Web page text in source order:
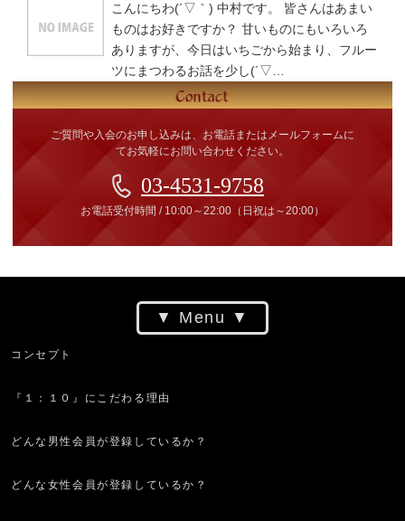
こんにちわ(´▽｀) 中村です。 皆さんはあまい
ものはお好きですか？ 甘いものにもいろいろ
ありますが、今日はいちごから始まり、フルー
ツにまつわるお話を少し(´▽…
ご質問や入会のお申し込みは、お電話またはメールフォームに
てお気軽にお問い合わせください。
03-4531-9758
お電話受付時間 / 10:00～22:00（日祝は～20:00）
Menu
コンセプト
『１：１０』にこだわる理由
どんな男性会員が登録しているか？
どんな女性会員が登録しているか？